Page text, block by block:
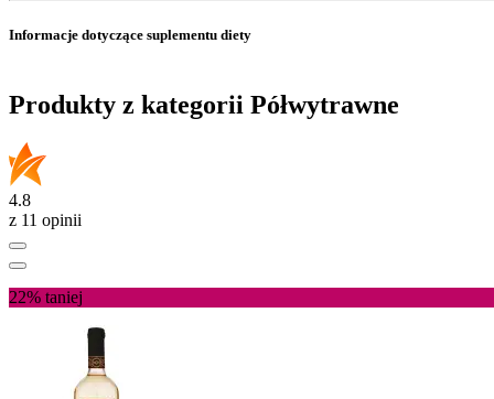
Informacje dotyczące suplementu diety
Produkty z kategorii Półwytrawne
4.8
z 11 opinii
22% taniej